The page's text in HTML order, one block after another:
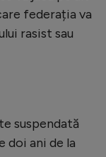
federația va
rasist sau
suspendată
doi ani de la